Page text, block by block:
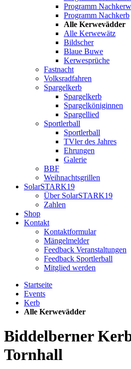
Programm
Programm Nachkerb
Alle Kerwevädder
Alle Kerwewätz
Bildscher
Blaue Buwe
Kerwesprüche
Fastnacht
Volksradfahren
Spargelkerb
Spargelkerb
Spargelköniginnen
Spargellied
Sportlerball
Sportlerball
TVler des Jahres
Ehrungen
Galerie
BBF
Weihnachtsgrillen
SolarSTARK19
Über SolarSTARK19
Zahlen
Shop
Kontakt
Kontaktformular
Mängelmelder
Feedback Veranstaltungen
Feedback Sportlerball
Mitglied werden
Startseite
Events
Kerb
Alle Kerwevädder
Biddelberner
Tornhall